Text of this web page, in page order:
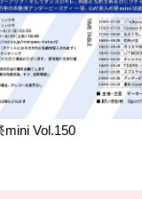
Vol.150